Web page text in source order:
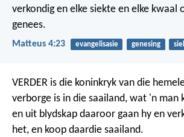
verkondig en elke siekte en elke kwaal
genees.
Matteus 4:23 evangelisasie genesing
VERDER is die koninkryk van die
verborge is in die saailand, wat 'n man
en uit blydskap daaroor gaan hy en
het, en koop daardie saailand.